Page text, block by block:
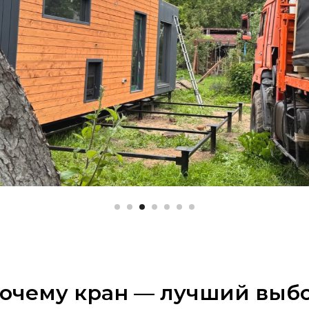
кран — лучший